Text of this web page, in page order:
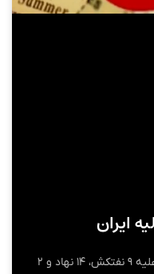
ایران
وزارت خزانه‌داری آمریکا تحریم‌هایی را علیه ۹ نفتکش، ۱۴ نهاد و ۲